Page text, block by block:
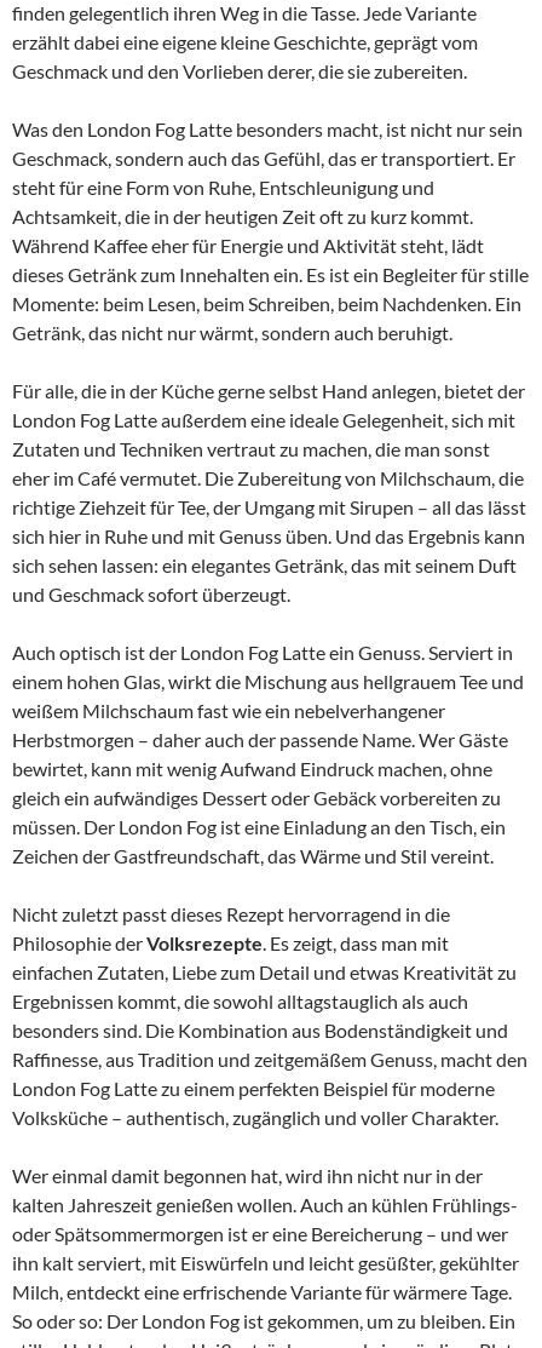
finden gelegentlich ihren Weg in die Tasse. Jede Variante
erzählt dabei eine eigene kleine Geschichte, geprägt vom
Geschmack und den Vorlieben derer, die sie zubereiten.
Was den London Fog Latte besonders macht, ist nicht nur sein
Geschmack, sondern auch das Gefühl, das er transportiert. Er
steht für eine Form von Ruhe, Entschleunigung und
Achtsamkeit, die in der heutigen Zeit oft zu kurz kommt.
Während Kaffee eher für Energie und Aktivität steht, lädt
dieses Getränk zum Innehalten ein. Es ist ein Begleiter für stille
Momente: beim Lesen, beim Schreiben, beim Nachdenken. Ein
Getränk, das nicht nur wärmt, sondern auch beruhigt.
Für alle, die in der Küche gerne selbst Hand anlegen, bietet der
London Fog Latte außerdem eine ideale Gelegenheit, sich mit
Zutaten und Techniken vertraut zu machen, die man sonst
eher im Café vermutet. Die Zubereitung von Milchschaum, die
richtige Ziehzeit für Tee, der Umgang mit Sirupen – all das lässt
sich hier in Ruhe und mit Genuss üben. Und das Ergebnis kann
sich sehen lassen: ein elegantes Getränk, das mit seinem Duft
und Geschmack sofort überzeugt.
Auch optisch ist der London Fog Latte ein Genuss. Serviert in
einem hohen Glas, wirkt die Mischung aus hellgrauem Tee und
weißem Milchschaum fast wie ein nebelverhangener
Herbstmorgen – daher auch der passende Name. Wer Gäste
bewirtet, kann mit wenig Aufwand Eindruck machen, ohne
gleich ein aufwändiges Dessert oder Gebäck vorbereiten zu
müssen. Der London Fog ist eine Einladung an den Tisch, ein
Zeichen der Gastfreundschaft, das Wärme und Stil vereint.
Nicht zuletzt passt dieses Rezept hervorragend in die
Philosophie derVolksrezepte. Es zeigt, dass man mit
einfachen Zutaten, Liebe zum Detail und etwas Kreativität zu
Ergebnissen kommt, die sowohl alltagstauglich als auch
besonders sind. Die Kombination aus Bodenständigkeit und
Raffinesse, aus Tradition und zeitgemäßem Genuss, macht den
London Fog Latte zu einem perfekten Beispiel für moderne
Volksküche – authentisch, zugänglich und voller Charakter.
Wer einmal damit begonnen hat, wird ihn nicht nur in der
kalten Jahreszeit genießen wollen. Auch an kühlen Frühlings-
oder Spätsommermorgen ist er eine Bereicherung – und wer
ihn kalt serviert, mit Eiswürfeln und leicht gesüßter, gekühlter
Milch, entdeckt eine erfrischende Variante für wärmere Tage.
So oder so: Der London Fog ist gekommen, um zu bleiben. Ein